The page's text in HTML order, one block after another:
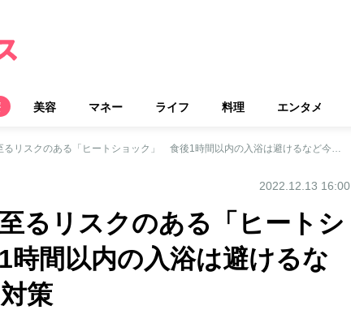
美容 マネー ライフ 料理 エンタメ
お風呂場で死に至るリスクのある「ヒートショック」 食後1時間以内の入浴は避けるなど今すぐできる対策
2022.12.13 16:00
るリスクのある「ヒートシ
間以内の入浴は避けるな
策